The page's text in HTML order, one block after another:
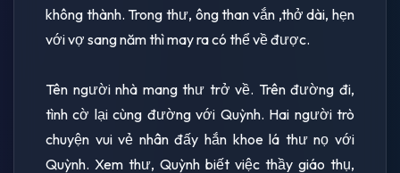
không thành. Trong thư, ông than vắn ,thở dài, hẹn
với vợ sang năm thì may ra có thể về được.
Tên người nhà mang thư trở về. Trên đường đi,
tình cờ lại cùng đường với Quỳnh. Hai người trò
chuyện vui vẻ nhân đấy hắn khoe lá thư nọ với
Quỳnh. Xem thư, Quỳnh biết việc thầy giáo thụ,